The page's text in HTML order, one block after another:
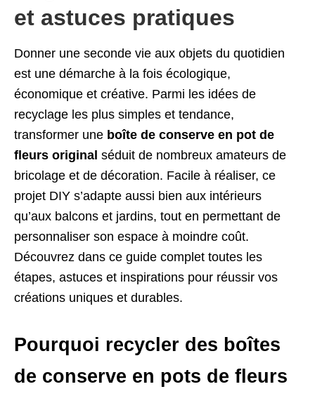
et astuces pratiques
Donner une seconde vie aux objets du quotidien
est une démarche à la fois écologique,
économique et créative. Parmi les idées de
recyclage les plus simples et tendance,
transformer une boîte de conserve en pot de
fleurs original séduit de nombreux amateurs de
bricolage et de décoration. Facile à réaliser, ce
projet DIY s’adapte aussi bien aux intérieurs
qu’aux balcons et jardins, tout en permettant de
personnaliser son espace à moindre coût.
Découvrez dans ce guide complet toutes les
étapes, astuces et inspirations pour réussir vos
créations uniques et durables.
Pourquoi recycler des boîtes
de conserve en pots de fleurs